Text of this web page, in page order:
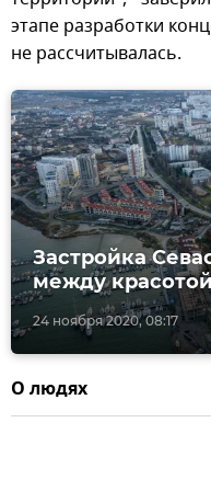
этапе разработки
не рассчитывалась.
24 ноября 2020, 08:17
Застройка
между
О людях